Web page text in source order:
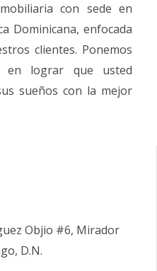
con sede en
Dominicana, enfocada
clientes. Ponemos
en lograr que usted
sueños con la mejor
Objio #6, Mirador
D.N.